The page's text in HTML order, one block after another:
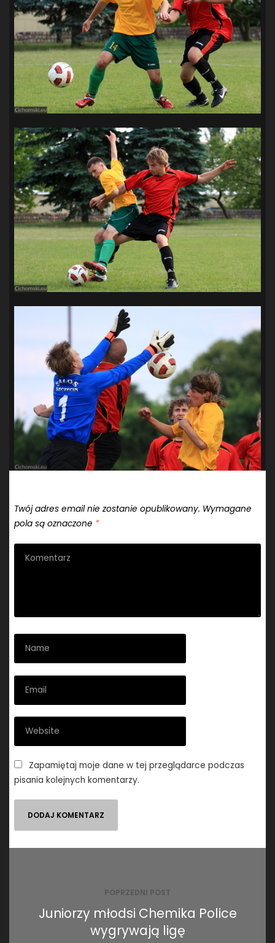
Twój adres email nie zostanie opublikowany. Wymagane
pola są oznaczone *
Zapamiętaj moje dane w tej przeglądarce podczas
pisania kolejnych komentarzy.
POPRZEDNI POST
Juniorzy młodsi Chemika Police
wygrywają ligę